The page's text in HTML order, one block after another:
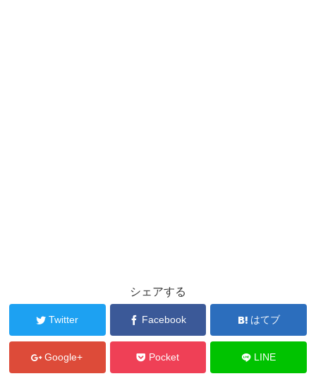
シェアする
Twitter Facebook はてブ
Google+ Pocket LINE